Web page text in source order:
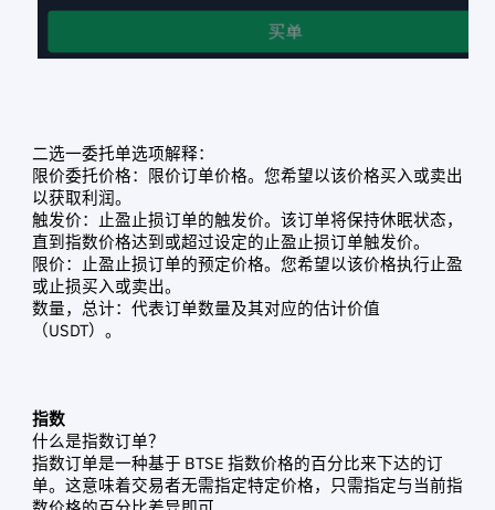
二选一委托单选项解释：
限价委托价格：限价订单价格。您希望以该价格买入或卖出
以获取利润。
触发价：止盈止损订单的触发价。该订单将保持休眠状态，
直到指数价格达到或超过设定的止盈止损订单触发价。
限价：止盈止损订单的预定价格。您希望以该价格执行止盈
或止损买入或卖出。
数量，总计：代表订单数量及其对应的估计价值
（USDT）。
指数
什么是指数订单？
指数订单是一种基于 BTSE 指数价格的百分比来下达的订
单。这意味着交易者无需指定特定价格，只需指定与当前指